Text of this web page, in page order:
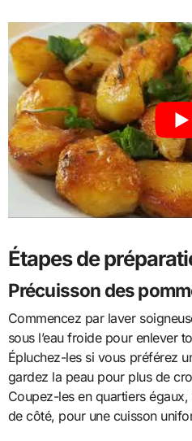
Étapes de
Précuisson des
Commencez par laver
sous l’eau froide pour enlever
Épluchez-les si vous préférez
gardez la peau pour plus de
Coupez-les en quartiers
de côté, pour une cuisson